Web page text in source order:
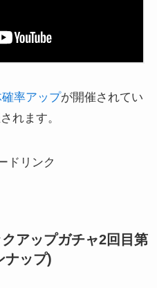
率アップが開催されてい
れます。
ドリンク
アップガチャ2回目第
ナップ)